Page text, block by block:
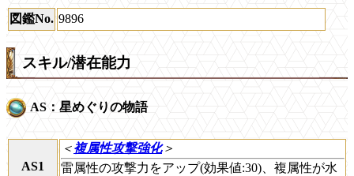
図鑑No. 9896
スキル/潜在能力
AS：星めぐりの物語
AS1
＜複属性攻撃強化＞
雷属性の攻撃力をアップ(効果値:30)、複属性が水